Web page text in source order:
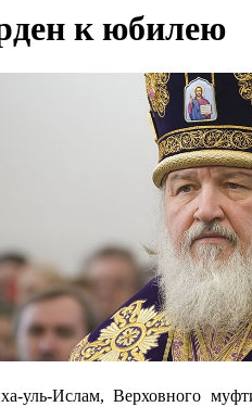
к юбилею
уль-Ислам, Верховного